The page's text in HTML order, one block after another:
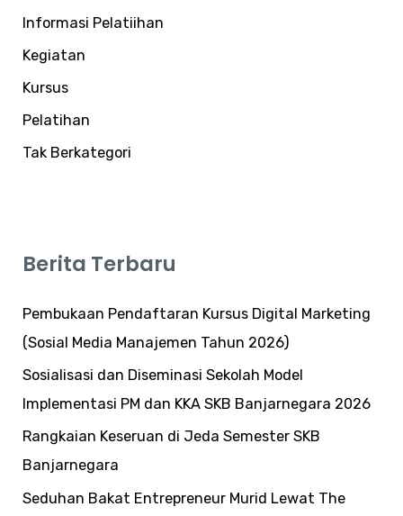
Informasi Pelatiihan
Kegiatan
Kursus
Pelatihan
Tak Berkategori
Berita Terbaru
Pembukaan Pendaftaran Kursus Digital Marketing
(Sosial Media Manajemen Tahun 2026)
Sosialisasi dan Diseminasi Sekolah Model
Implementasi PM dan KKA SKB Banjarnegara 2026
Rangkaian Keseruan di Jeda Semester SKB
Banjarnegara
Seduhan Bakat Entrepreneur Murid Lewat The